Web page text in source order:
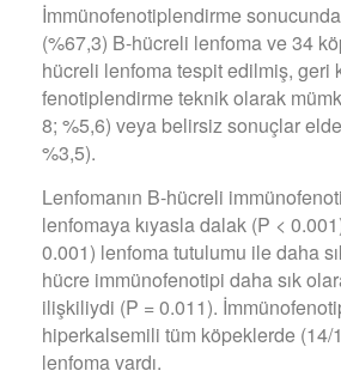
İmmünofenotiplendirme
(%67,3) B-hücreli lenfoma ve 34
hücreli lenfoma tespit edilmiş, geri
fenotiplendirme teknik olarak
8; %5,6) veya belirsiz sonuçlar
%3,5).
Lenfomanın B-hücreli
lenfomaya kıyasla dalak (P <
0.001) lenfoma tutulumu ile daha
hücre immünofenotipi daha sık
ilişkiliydi (P = 0.011).
hiperkalsemili tüm köpeklerde (14/
lenfoma vardı.